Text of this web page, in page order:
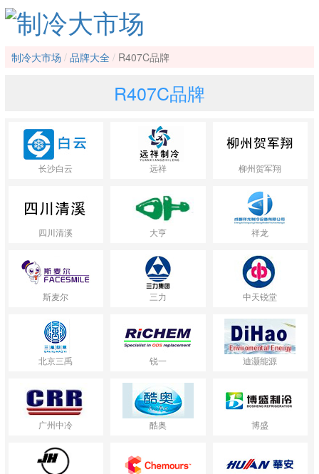
制冷大市场 品牌大全 R407C品牌
R407C品牌
长沙白云 远祥 柳州贺军翔
四川清溪 大亨 祥龙
斯麦尔 三力 中天锐堂
北京三禹 锐一 迪灏能源
广州中冷 酷奥 博盛